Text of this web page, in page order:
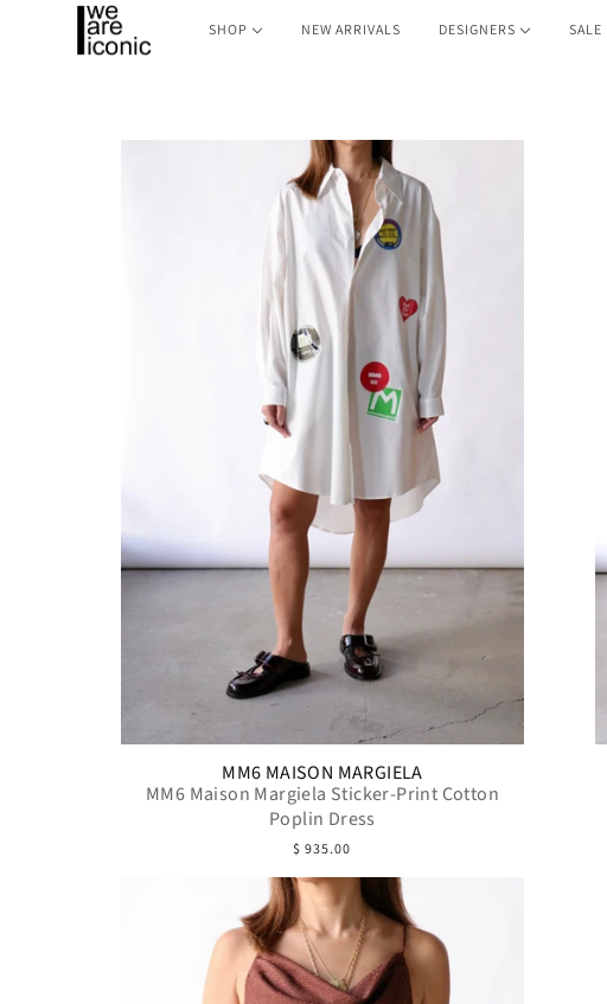
SHOP NEW ARRIVALS DESIGNERS SALE
MM6 MAISON MARGIELA
MM6 Maison Margiela Sticker-Print Cotton
Poplin Dress
$ 935.00